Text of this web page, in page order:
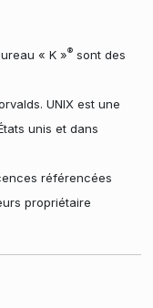
« K »®sont des
UNIX est une
unis et dans
référencées
propriétaire